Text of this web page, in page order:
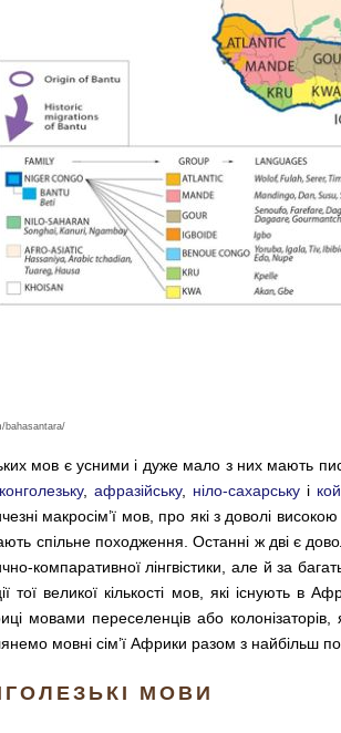
bahasantara/
мов є усними і дуже мало з них мають
,афразійську, ніло-сахарську і
макросім’ї мов, про які з доволі
спільне походження. Останні ж дві є
компаративної лінгвістики, але й за
тої великої кількості мов, які існують в
мовами переселенців або
мовні сім’ї Африки разом з найбільш
МОВИ